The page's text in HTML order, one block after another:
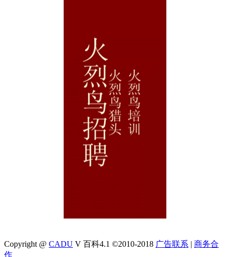
Copyright @ CADU V 百科4.1 ©2010-2018 广告联系 | 商务合
作